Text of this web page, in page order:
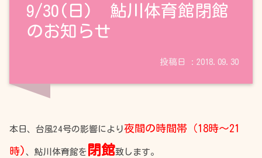
9/30(日) 鮎川体育館閉館
のお知らせ
2018.09.30
本日、台風24号の影響により夜間の時間帯（18時～21
時) 、鮎川体育館を 閉館致します。